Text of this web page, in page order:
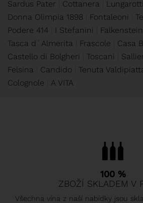
Sardus Pater Cottanera
Lungarotti
Donna Olimpia 1898
Fontaleoni
Podere 414
I Stefanini Falkenstein
Tasca d´Almerita
Frascole
Casa
Castello di Bolgheri
Toscani
Felsina
Candido Tenuta
Colognole
A VITA
100 %
ZBOŽÍ SKLADEM V
Všechna vína z naší nabídky jsou